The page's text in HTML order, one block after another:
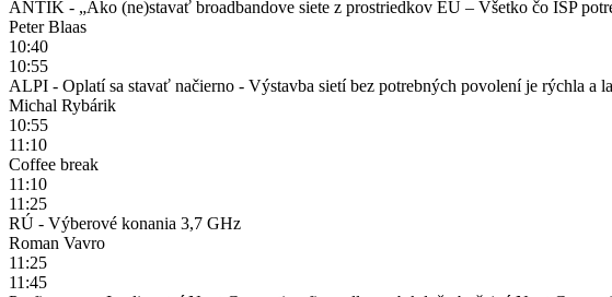
ANTIK - „Ako (ne)stavať broadbandove siete z prostriedkov EU – Všetko čo ISP
Peter Blaas
10:40
10:55
ALPI - Oplatí sa stavať načierno - Výstavba sietí bez potrebných povolení je rýchla a
Michal Rybárik
10:55
11:10
Coffee break
11:10
11:25
RÚ - Výberové konania 3,7 GHz
Roman Vavro
11:25
11:45